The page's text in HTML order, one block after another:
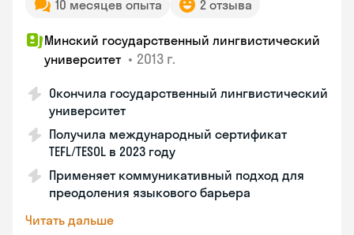
10 месяцев опыта 2 отзыва
Минский государственный лингвистический
университет • 2013 г.
Окончила государственный лингвистический
университет
Получила международный сертификат
TEFL/TESOL в 2023 году
Применяет коммуникативный подход для
преодоления языкового барьера
Читать дальше